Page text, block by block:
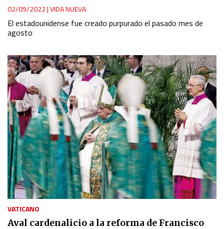
02/09/2022|VIDA NUEVA
El estadounidense fue creado purpurado el pasado mes de
agosto
VATICANO
Aval cardenalicio a la reforma de Francisco